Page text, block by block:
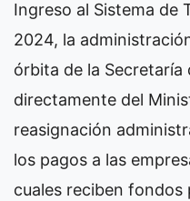
Ingreso al Sistema de
2024, la
órbita de la Secretaría
directamente del
reasignación
los pagos a las
cuales reciben fondos